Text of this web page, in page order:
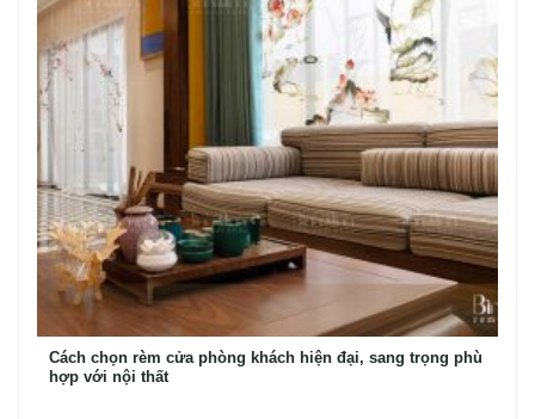
Cách chọn rèm cửa phòng khách hiện đại, sang trọng phù
hợp với nội thất